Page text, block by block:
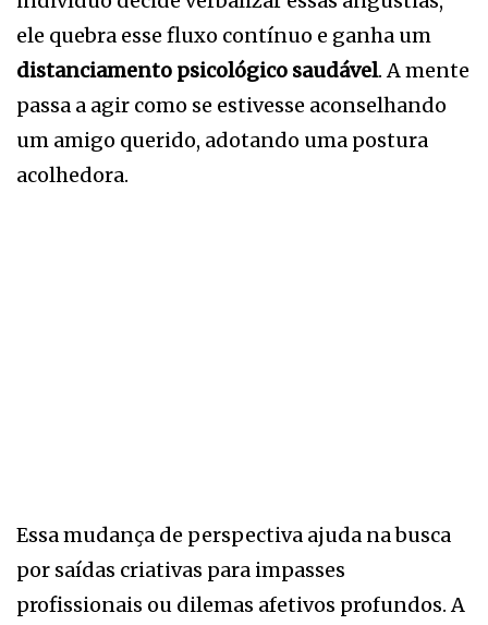
ele quebra esse fluxo contínuo e ganha um
distanciamento psicológico saudável. A mente
passa a agir como se estivesse aconselhando
um amigo querido, adotando uma postura
acolhedora.
Essa mudança de perspectiva ajuda na busca
por saídas criativas para impasses
profissionais ou dilemas afetivos profundos. A